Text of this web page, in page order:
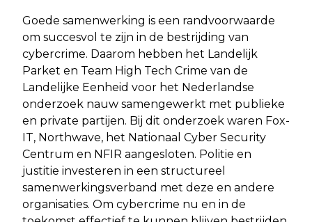
Goede samenwerking is een randvoorwaarde
om succesvol te zijn in de bestrijding van
cybercrime. Daarom hebben het Landelijk
Parket en Team High Tech Crime van de
Landelijke Eenheid voor het Nederlandse
onderzoek nauw samengewerkt met publieke
en private partijen. Bij dit onderzoek waren Fox-
IT, Northwave, het Nationaal Cyber Security
Centrum en NFIR aangesloten. Politie en
justitie investeren in een structureel
samenwerkingsverband met deze en andere
organisaties. Om cybercrime nu en in de